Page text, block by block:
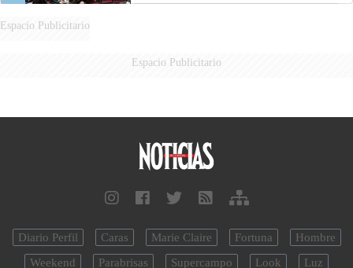
Espacio Publicitario
Espacio Publicitario
Diario Perfil Caras Marie Claire Fortuna
Hombre
Weekend
Parabrisas Supercampo Look Luz